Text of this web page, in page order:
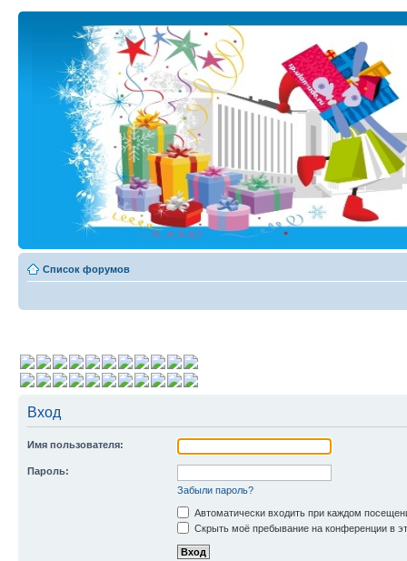
Список форумов
Вход
Имя пользователя:
Пароль:
Забыли пароль?
Автоматически входить при каждом
Скрыть моё пребывание на конференции в